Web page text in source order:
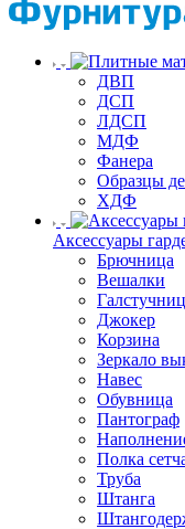
ДВП
ДСП
ЛДСП
МДФ
Фанера
Образцы
ХДФ
Аксессуары
Брючница
Вешалки
Джокер
Корзина
Зеркало
Навес
Обувница
Пантограф
Полка
Труба
Штанга